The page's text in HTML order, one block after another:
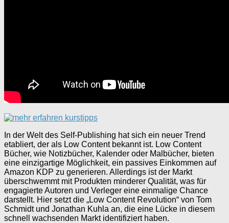
In der Welt des Self-Publishing hat sich ein neuer Trend
etabliert, der als Low Content bekannt ist. Low Content
Bücher, wie Notizbücher, Kalender oder Malbücher, bieten
eine einzigartige Möglichkeit, ein passives Einkommen auf
Amazon KDP zu generieren. Allerdings ist der Markt
überschwemmt mit Produkten minderer Qualität, was für
engagierte Autoren und Verleger eine einmalige Chance
darstellt. Hier setzt die „Low Content Revolution“ von Tom
Schmidt und Jonathan Kuhla an, die eine Lücke in diesem
schnell wachsenden Markt identifiziert haben.